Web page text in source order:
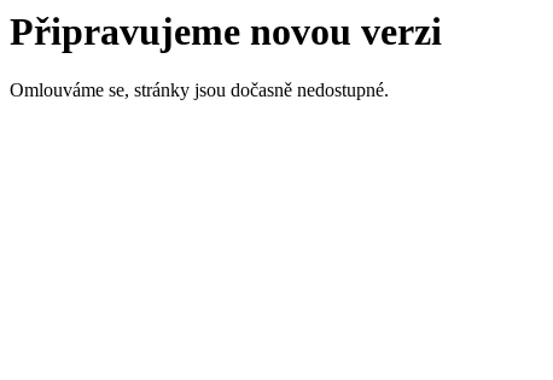
Připravujeme novou verzi
Omlouváme se, stránky jsou dočasně nedostupné.